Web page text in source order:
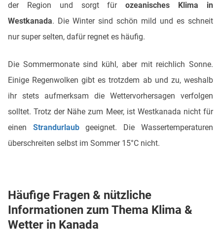
der Region und sorgt fürozeanisches Klima in
Westkanada. Die Winter sind schön mild und es schneit
nur super selten, dafür regnet es häufig.
Die Sommermonate sind kühl, aber mit reichlich Sonne.
Einige Regenwolken gibt es trotzdem ab und zu, weshalb
ihr stets aufmerksam die Wettervorhersagen verfolgen
solltet. Trotz der Nähe zum Meer, ist Westkanada nicht für
einen Strandurlaubgeeignet. Die Wassertemperaturen
überschreiten selbst im Sommer 15°C nicht.
Häufige Fragen & nützliche
Informationen zum Thema Klima &
Wetter in Kanada